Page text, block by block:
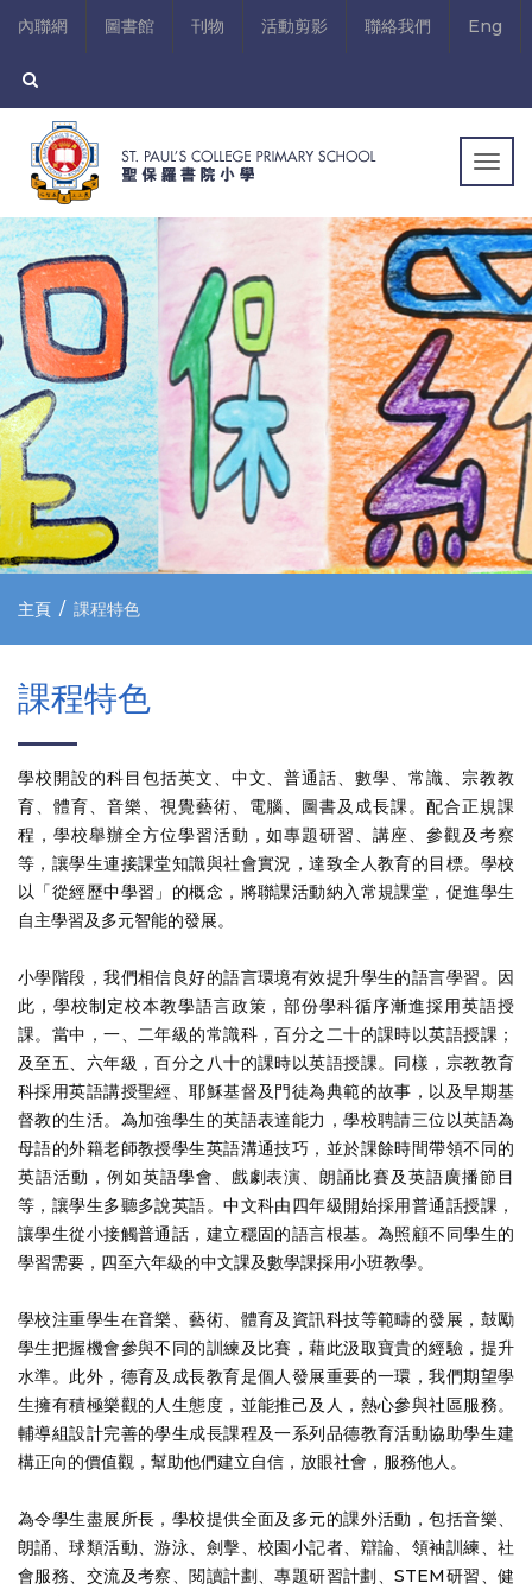
內聯網 圖書館 刊物 活動剪影 聯絡我們 Eng
主頁 課程特色
課程特色
學校開設的科目包括英文、中文、普通話、數學、常識、宗教教
育、體育、音樂、視覺藝術、電腦、圖書及成長課。配合正規課
程，學校舉辦全方位學習活動，如專題研習、講座、參觀及考察
等，讓學生連接課堂知識與社會實況，達致全人教育的目標。學校
以「從經歷中學習」的概念，將聯課活動納入常規課堂，促進學生
自主學習及多元智能的發展。
小學階段，我們相信良好的語言環境有效提升學生的語言學習。因
此，學校制定校本教學語言政策，部份學科循序漸進採用英語授
課。當中，一、二年級的常識科，百分之二十的課時以英語授課；
及至五、六年級，百分之八十的課時以英語授課。同樣，宗教教育
科採用英語講授聖經、耶穌基督及門徒為典範的故事，以及早期基
督教的生活。為加強學生的英語表達能力，學校聘請三位以英語為
母語的外籍老師教授學生英語溝通技巧，並於課餘時間帶領不同的
英語活動，例如英語學會、戲劇表演、朗誦比賽及英語廣播節目
等，讓學生多聽多說英語。中文科由四年級開始採用普通話授課，
讓學生從小接觸普通話，建立穩固的語言根基。為照顧不同學生的
學習需要，四至六年級的中文課及數學課採用小班教學。
學校注重學生在音樂、藝術、體育及資訊科技等範疇的發展，鼓勵
學生把握機會參與不同的訓練及比賽，藉此汲取寶貴的經驗，提升
水準。此外，德育及成長教育是個人發展重要的一環，我們期望學
生擁有積極樂觀的人生態度，並能推己及人，熱心參與社區服務。
輔導組設計完善的學生成長課程及一系列品德教育活動協助學生建
構正向的價值觀，幫助他們建立自信，放眼社會，服務他人。
為令學生盡展所長，學校提供全面及多元的課外活動，包括音樂、
朗誦、球類活動、游泳、劍擊、校園小記者、辯論、領袖訓練、社
會服務、交流及考察、閱讀計劃、專題研習計劃、STEM研習、健